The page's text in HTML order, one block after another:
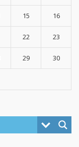
15 16
22 23
29 30